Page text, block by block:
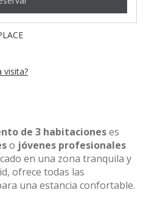
visita?
de 3 habitacioneses
o jóvenes profesionales
en una zona tranquila y
ofrece todas las
una estancia confortable.